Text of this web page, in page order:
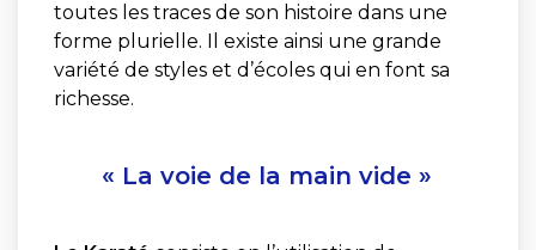
toutes les traces de son histoire dans une
forme plurielle. Il existe ainsi une grande
variété de styles et d’écoles qui en font sa
richesse.
« La voie de la main vide »